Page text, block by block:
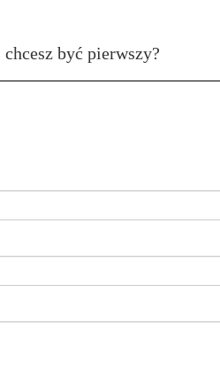
być pierwszy?